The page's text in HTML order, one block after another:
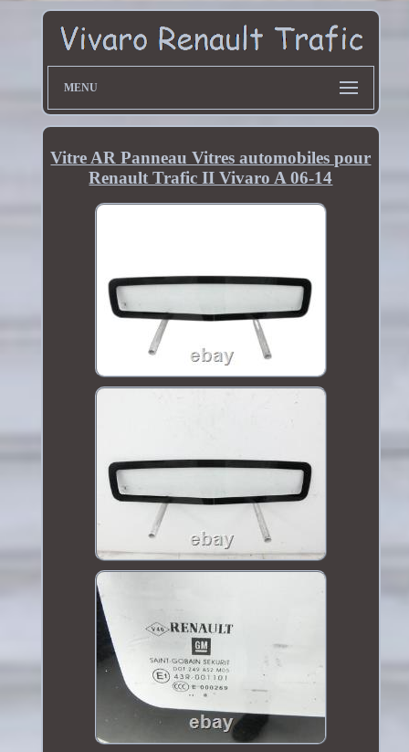
MENU
Vitre AR Panneau Vitres automobiles pour
Renault Trafic II Vivaro A 06-14